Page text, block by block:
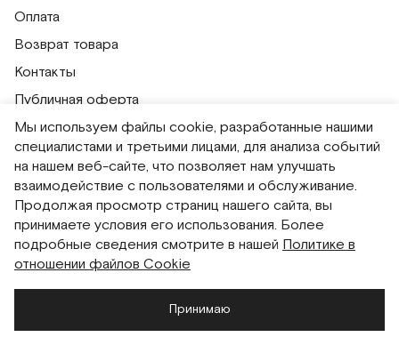
Оплата
Возврат товара
Контакты
Публичная оферта
Политика обработки персональных данных
Политика использования сессионных файлов
Согласие на получение рассылок
Согласие на обработку персональных данных
Система привилегий
РусскийEnglish
Мы используем файлы cookie, разработанные нашими
специалистами и третьими лицами, для анализа событий
на нашем веб-сайте, что позволяет нам улучшать
взаимодействие с пользователями и обслуживание.
Продолжая просмотр страниц нашего сайта, вы
принимаете условия его использования. Более
подробные сведения смотрите в нашей Политике в
отношении файлов Cookie
Принимаю